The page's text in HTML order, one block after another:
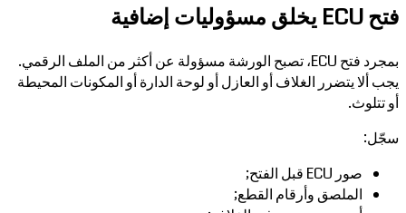
فتح ECU يخلق مسؤوليات إضافية
بمجرد فتح ECU، تصبح الورشة مسؤولة عن أكثر من الملف الرقمي.
يجب ألا يتضرر الغلاف أو العازل أو لوحة الدارة أو المكونات المحيطة
أو تتلوث.
سجّل:
صور ECU قبل الفتح;
الملصق وأرقام القطع;